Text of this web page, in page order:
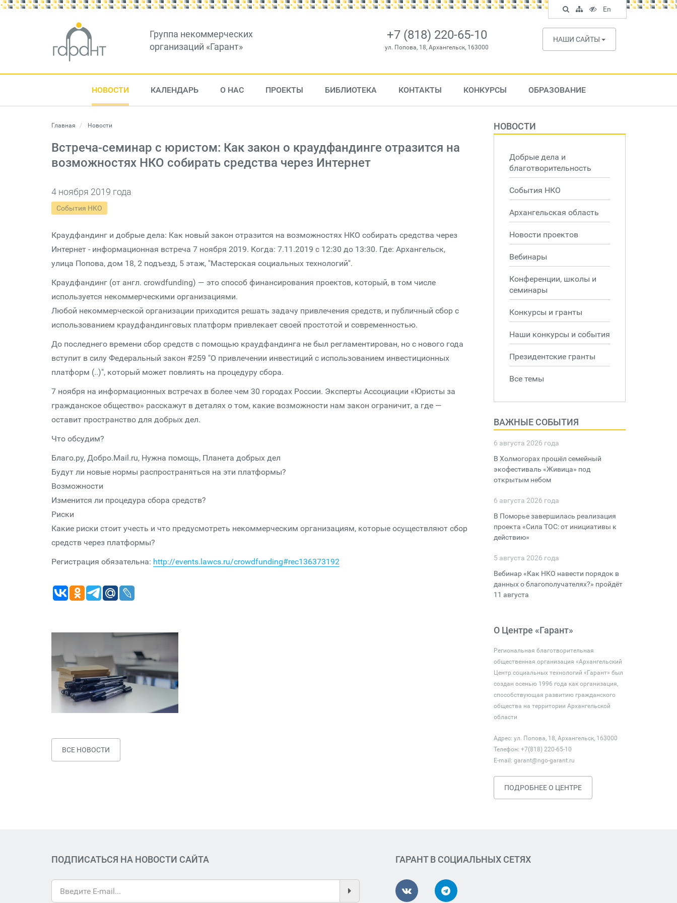
Группа некоммерческих
организаций «Гарант»
+7 (818) 220-65-10
ул. Попова, 18, Архангельск, 163000
НАШИ САЙТЫ
НОВОСТИ КАЛЕНДАРЬ О НАС ПРОЕКТЫ БИБЛИОТЕКА КОНТАКТЫ КОНКУРСЫ ОБРАЗОВАНИЕ
Главная Новости
Встреча-семинар с юристом: Как закон о краудфандинге отразится на
возможностях НКО собирать средства через Интернет
4 ноября 2019 года
События НКО
Краудфандинг и добрые дела: Как новый закон отразится на возможностях НКО собирать средства через
Интернет - информационная встреча 7 ноября 2019. Когда: 7.11.2019 с 12:30 до 13:30. Где: Архангельск,
улица Попова, дом 18, 2 подъезд, 5 этаж, "Мастерская социальных технологий".
Краудфандинг (от англ. crowdfunding) — это способ финансирования проектов, который, в том числе
используется некоммерческими организациями.
Любой некоммерческой организации приходится решать задачу привлечения средств, и публичный сбор с
использованием краудфандинговых платформ привлекает своей простотой и современностью.
До последнего времени сбор средств с помощью краудфандинга не был регламентирован, но с нового года
вступит в силу Федеральный закон #259 "О привлечении инвестиций с использованием инвестиционных
платформ (..)", который может повлиять на процедуру сбора.
7 ноября на информационных встречах в более чем 30 городах России. Эксперты Ассоциации «Юристы за
гражданское общество» расскажут в деталях о том, какие возможности нам закон ограничит, а где —
оставит пространство для добрых дел.
Что обсудим?
Благо.ру, Добро.Mail.ru, Нужна помощь, Планета добрых дел
Будут ли новые нормы распространяться на эти платформы?
Возможности
Изменится ли процедура сбора средств?
Риски
Какие риски стоит учесть и что предусмотреть некоммерческим организациям, которые осуществляют сбор
средств через платформы?
Регистрация обязательна: http://events.lawcs.ru/crowdfunding#rec136373192
ВСЕ НОВОСТИ
НОВОСТИ
Добрые дела и
благотворительность
События НКО
Архангельская область
Новости проектов
Вебинары
Конференции, школы и
семинары
Конкурсы и гранты
Наши конкурсы и события
Президентские гранты
Все темы
ВАЖНЫЕ СОБЫТИЯ
6 августа 2026 года
В Холмогорах прошёл семейный
экофестиваль «Живица» под
открытым небом
6 августа 2026 года
В Поморье завершилась реализация
проекта «Сила ТОС: от инициативы к
действию»
5 августа 2026 года
Вебинар «Как НКО навести порядок в
данных о благополучателях?» пройдёт
11 августа
О Центре «Гарант»
Региональная благотворительная
общественная организация «Архангельский
Центр социальных технологий «Гарант» был
создан осенью 1996 года как организация,
способствующая развитию гражданского
общества на территории Архангельской
области
Адрес: ул. Попова, 18, Архангельск, 163000
Телефон: +7(818) 220-65-10
E-mail: garant@ngo-garant.ru
ПОДРОБНЕЕ О ЦЕНТРЕ
ПОДПИСАТЬСЯ НА НОВОСТИ САЙТА ГАРАНТ В СОЦИАЛЬНЫХ СЕТЯХ
Поиск
по
сайту
Карта
сайта
Версия
для
слабовидящих
En
English